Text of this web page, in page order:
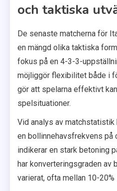
och taktiska
De senaste matcherna för
en mängd olika taktiska
fokus på en 4-3-3-
möjliggör flexibilitet både i
gör att spelarna effektivt
spelsituationer.
Vid analys av
en bollinnehavsfrekvens på
indikerar en stark betoning
har konverteringsgraden av
varierat, ofta mellan 10-